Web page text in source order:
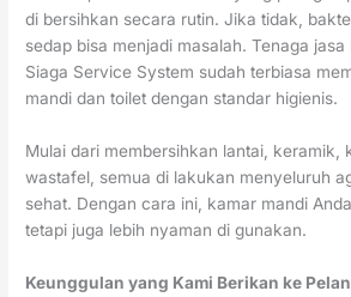
di bersihkan secara rutin. Jika tidak,
sedap bisa menjadi masalah. Tenaga
Siaga Service System sudah terbiasa
mandi dan toilet dengan standar higienis.
Mulai dari membersihkan lantai, keramik,
wastafel, semua di lakukan menyeluruh
sehat. Dengan cara ini, kamar mandi
tetapi juga lebih nyaman di gunakan.
Keunggulan yang Kami Berikan ke